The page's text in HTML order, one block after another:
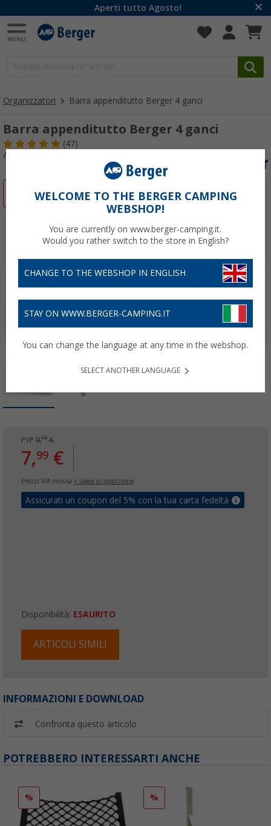
Aperti tutto Agosto!
Organizzatori Barra appenditutto Berger 4 ganci
Barra appenditutto Berger 4 ganci
(47)
Articolo n: 438390
-20%
PVP 9,99€
7,99 €
Prezzi IVA inclusa + Spese di spedizione
Assicurati un coupon del 5% con la tua carta fedeltà
Disponibilità: ESAURITO
ARTICOLI SIMILI
INFORMAZIONI E DOWNLOAD
Confronta questo articolo
POTREBBERO INTERESSARTI ANCHE
% %
WELCOME TO THE BERGER CAMPING
WEBSHOP!
You are currently on www.berger-camping.it.
Would you rather switch to the store in English?
CHANGE TO THE WEBSHOP IN ENGLISH
STAY ON WWW.BERGER-CAMPING.IT
You can change the language at any time in the webshop.
SELECT ANOTHER LANGUAGE